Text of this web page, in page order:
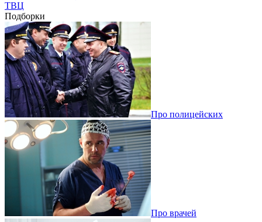
ТВЦ
Подборки
Про полицейских
Про врачей